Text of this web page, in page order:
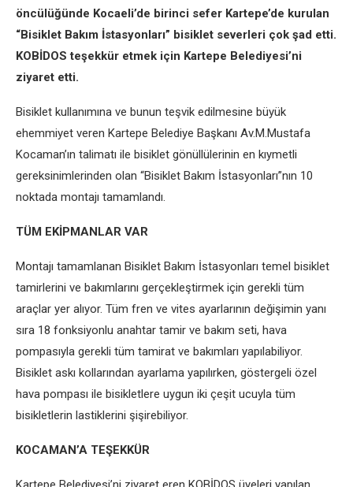
öncülüğünde Kocaeli’de birinci sefer Kartepe’de kurulan
“Bisiklet Bakım İstasyonları” bisiklet severleri çok şad etti.
KOBİDOS teşekkür etmek için Kartepe Belediyesi’ni
ziyaret etti.
Bisiklet kullanımına ve bunun teşvik edilmesine büyük
ehemmiyet veren Kartepe Belediye Başkanı Av.M.Mustafa
Kocaman’ın talimatı ile bisiklet gönüllülerinin en kıymetli
gereksinimlerinden olan “Bisiklet Bakım İstasyonları”nın 10
noktada montajı tamamlandı.
TÜM EKİPMANLAR VAR
Montajı tamamlanan Bisiklet Bakım İstasyonları temel bisiklet
tamirlerini ve bakımlarını gerçekleştirmek için gerekli tüm
araçlar yer alıyor. Tüm fren ve vites ayarlarının değişimin yanı
sıra 18 fonksiyonlu anahtar tamir ve bakım seti, hava
pompasıyla gerekli tüm tamirat ve bakımları yapılabiliyor.
Bisiklet askı kollarından ayarlama yapılırken, göstergeli özel
hava pompası ile bisikletlere uygun iki çeşit ucuyla tüm
bisikletlerin lastiklerini şişirebiliyor.
KOCAMAN’A TEŞEKKÜR